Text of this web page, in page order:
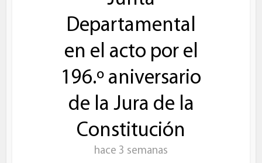
Departamental
en el acto por el
196.º aniversario
de la Jura de la
Constitución
hace 3 semanas